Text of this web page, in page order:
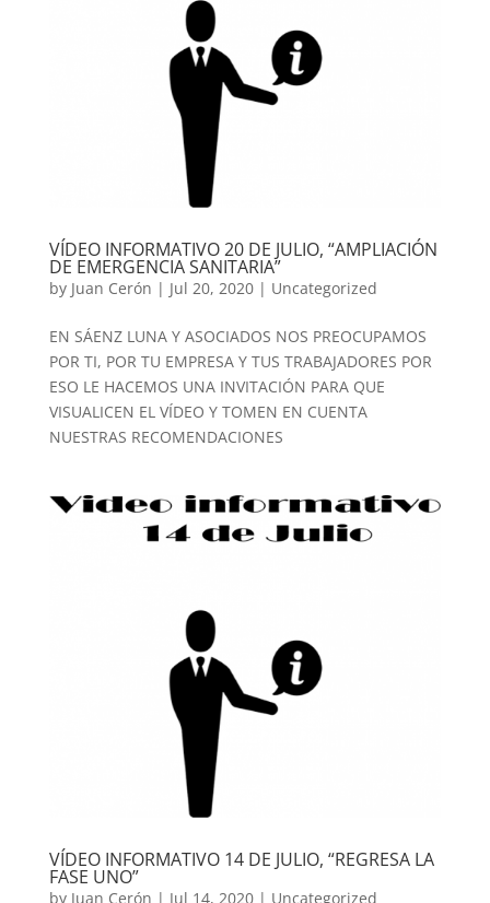
VÍDEO INFORMATIVO 20 DE JULIO, “AMPLIACIÓN
DE EMERGENCIA SANITARIA”
by Juan Cerón | Jul 20, 2020| Uncategorized
EN SÁENZ LUNA Y ASOCIADOS NOS PREOCUPAMOS
POR TI, POR TU EMPRESA Y TUS TRABAJADORES POR
ESO LE HACEMOS UNA INVITACIÓN PARA QUE
VISUALICEN EL VÍDEO Y TOMEN EN CUENTA
NUESTRAS RECOMENDACIONES
VÍDEO INFORMATIVO 14 DE JULIO, “REGRESA LA
FASE UNO”
by Juan Cerón | Jul 14, 2020| Uncategorized